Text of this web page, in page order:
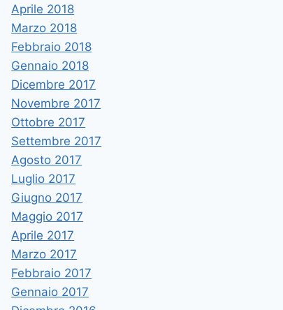
Aprile 2018
Marzo 2018
Febbraio 2018
Gennaio 2018
Dicembre 2017
Novembre 2017
Ottobre 2017
Settembre 2017
Agosto 2017
Luglio 2017
Giugno 2017
Maggio 2017
Aprile 2017
Marzo 2017
Febbraio 2017
Gennaio 2017